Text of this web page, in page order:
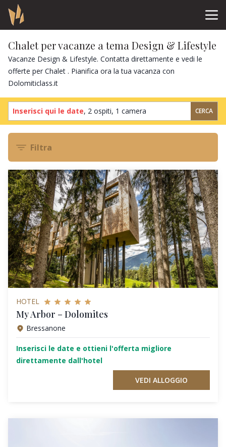
Chalet per vacanze a tema Design & Lifestyle
Vacanze Design & Lifestyle. Contatta direttamente e vedi le
offerte per Chalet . Pianifica ora la tua vacanza con
Dolomiticlass.it
Inserisci qui le date, 2 ospiti, 1 camera CERCA
Filtra
HOTEL
My Arbor – Dolomites
Bressanone
Inserisci le date e ottieni l'offerta migliore
direttamente dall'hotel
VEDI ALLOGGIO